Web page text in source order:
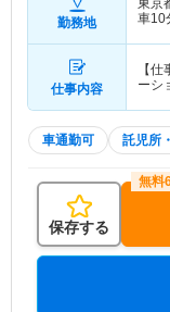
勤務地
東京
車10
仕事内容
【
車通勤可 託児所
保存する